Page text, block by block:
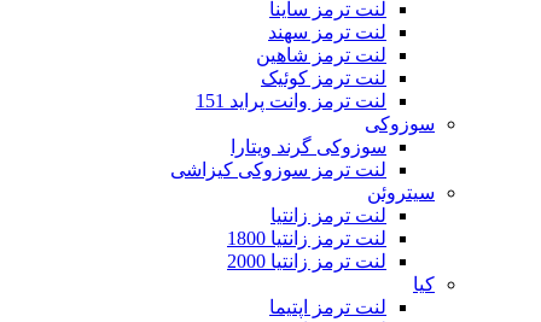
لنت ترمز ساینا
لنت ترمز سهند
لنت ترمز شاهین
لنت ترمز کوئیک
لنت ترمز وانت پراید 151
سوزوکی
سوزوکی گرند ویتارا
لنت ترمز سوزوکی کیزاشی
سیتروئن
لنت ترمز زانتیا
لنت ترمز زانتیا 1800
لنت ترمز زانتیا 2000
کیا
لنت ترمز اپتیما